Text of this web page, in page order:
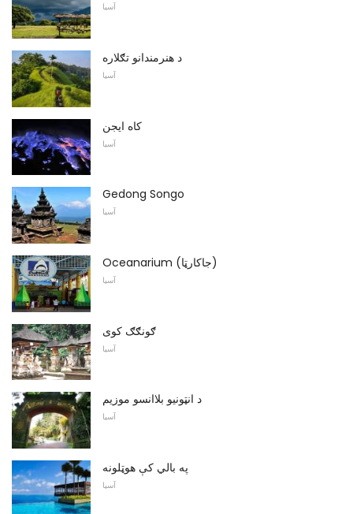
آسیا
د هنرمندانو تګلاره
آسیا
کاه ایجن
آسیا
Gedong Songo
آسیا
Oceanarium (جاکارټا)
آسیا
ګونګګ کوی
آسیا
د انټونیو بلاانسو موزیم
آسیا
په بالي کې هوټلونه
آسیا